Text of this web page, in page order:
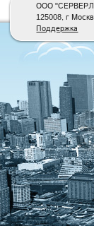
ООО
125008, г
Поддержка